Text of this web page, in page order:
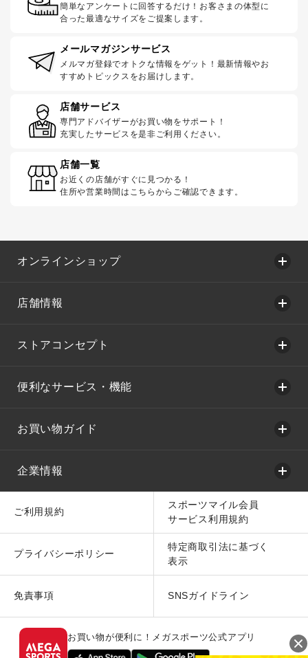
簡単なアンケートに回答するだけ！お客さまの体型に
合った最適なサイズをご提案します。
メールマガジンサービス
メルマガ登録でオトクな情報をゲット！最新情報やお
すすめトピックスをお届けします。
店舗サービス
専門アドバイザーがお買い物をサポート！
充実したサービスを是非ご利用ください。
店舗一覧
お近くの店舗がすぐに見つかる！
住所や営業時間はこちらからご確認できます。
オンラインショップ
店舗情報
ストアコンセプト
便利なサービス・機能
お買い物ガイド
企業情報
ご利用規約
スポーツマイル会員
サービス利用規約
プライバシーポリシー
特定商取引法に基づく
表示
免責事項 SNSガイドライン
お買い物が便利に！メガスポーツ公式アプリ